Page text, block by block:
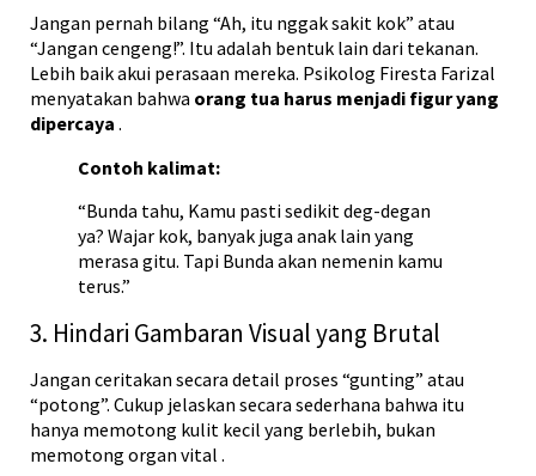
Jangan pernah bilang “Ah, itu nggak sakit kok” atau
“Jangan cengeng!”. Itu adalah bentuk lain dari tekanan.
Lebih baik akui perasaan mereka. Psikolog Firesta Farizal
menyatakan bahwa orang tua harus menjadi figur yang
dipercaya .
Contoh kalimat:
“Bunda tahu, Kamu pasti sedikit deg-degan
ya? Wajar kok, banyak juga anak lain yang
merasa gitu. Tapi Bunda akan nemenin kamu
terus.”
3. Hindari Gambaran Visual yang Brutal
Jangan ceritakan secara detail proses “gunting” atau
“potong”. Cukup jelaskan secara sederhana bahwa itu
hanya memotong kulit kecil yang berlebih, bukan
memotong organ vital .